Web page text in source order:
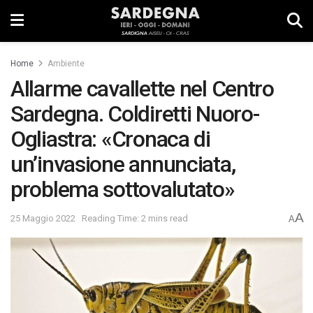
Home Ambiente
Allarme cavallette nel Centro
Sardegna. Coldiretti Nuoro-
Ogliastra: «Cronaca di
un’invasione annunciata,
problema sottovalutato»
25 Maggio 2022 Reading Time: 2 mins read AA